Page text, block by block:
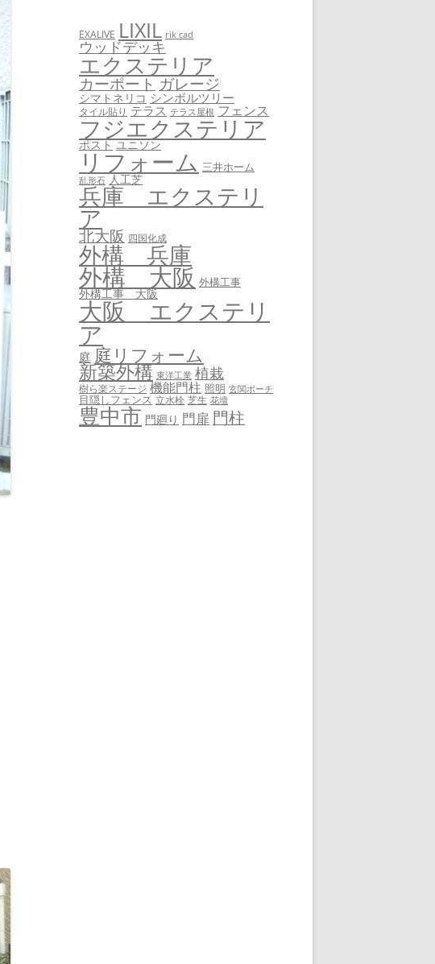
EXALIVE LIXIL rik cad
ウッドデッキ
エクステリア
カーポートガレージ
シマトネリコ シンボルツリー
タイル貼り テラス テラス屋根 フェンス
フジエクステリア
ポスト ユニソン
リフォーム 三井ホーム
乱形石 人工芝
兵庫 エクステリ
ア
北大阪 四国化成
外構 兵庫
外構 大阪 外構工事
外構工事 大阪
大阪 エクステリ
ア
庭 庭リフォーム
新築外構 東洋工業 植栽
樹ら楽ステージ 機能門柱 照明 玄関ポーチ
目隠しフェンス 立水栓 芝生 花壇
豊中市 門廻り 門扉 門柱